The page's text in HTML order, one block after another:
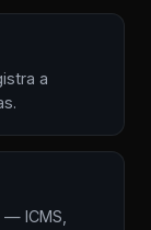
a
ICMS,